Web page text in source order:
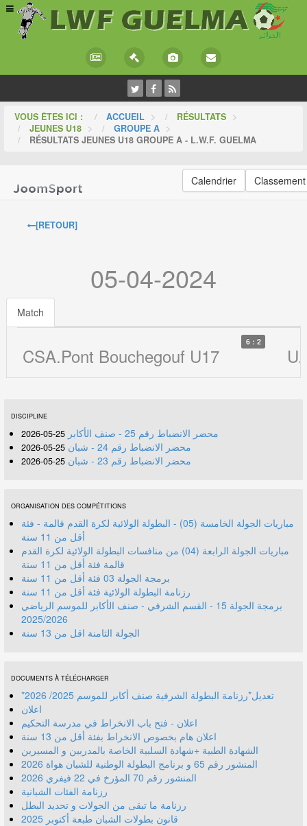
VOUS ÊTES ICI : ACCUEIL > RÉSULTATS >
JEUNES U18 > GROUPE A >
RÉSULTATS JEUNES U18 GROUPE A - L.W.F. GUELMA
Calendrier Classement
[RETOUR]
05-04-2024
Match
CSA.Pont Bouchegouf U17
6 : 2
DISCIPLINE
محضر الانضباط رقم 25 - صنف الأكابر 25-05-2026
محضر الانضباط رقم 24 - شبان 25-05-2026
محضر الانضباط رقم 23 - شبان 25-05-2026
ORGANISATION DES COMPÉTITIONS
مباريات الجولة الخامسة (05) - البطولة الولائية لكرة القدم قالمة - فئة
أقل من 11 سنة
مباريات الجولة الرابعة (04) من منافسات البطولة الولائية لكرة القدم
قالمة فئة أقل من 11 سنة
برمجة الجولة 03 فئة أقل من 11 سنة
رزنامة البطولة الولائية فئة أقل من 11 سنة
برمجة الجولة 15 - القسم الشرفي - صنف الأكابر للموسم الرياضي
2025/2026
الجولة الثامنة اقل من 13 سنة
DOCUMENTS À TÉLÉCHARGER
*تعديل*رزنامة البطولة الشرفية صنف أكابر للموسم 2025/ 2026
اعلان
اعلان - فتح باب الانخراط في مدرسة التحكيم
اعلان هام بخصوص الانخراط بفئة أقل من 13 سنة
الشهادة الطبية +شهادة السلبية الخاصة بالمدربين و المسيرين
المنشور رقم 70 المؤرخ في 22 فيفري 2026
رزنامة الفئات الشبانية
رزنامة ما تبقى من الجولات و تحديد البطل
قانون بطولات الشبان طبعة أكتوبر 2025